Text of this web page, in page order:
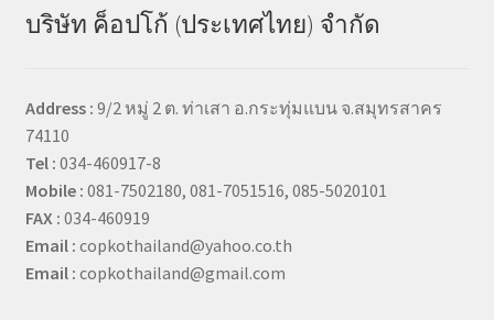
บริษัท ค็อปโก้ (ประเทศไทย) จำกัด
Address : 9/2 หมู่ 2 ต. ท่าเสา อ.กระทุ่มแบน จ.สมุทรสาคร
74110
Tel : 034-460917-8
Mobile : 081-7502180, 081-7051516, 085-5020101
FAX : 034-460919
Email : copkothailand@yahoo.co.th
Email : copkothailand@gmail.com